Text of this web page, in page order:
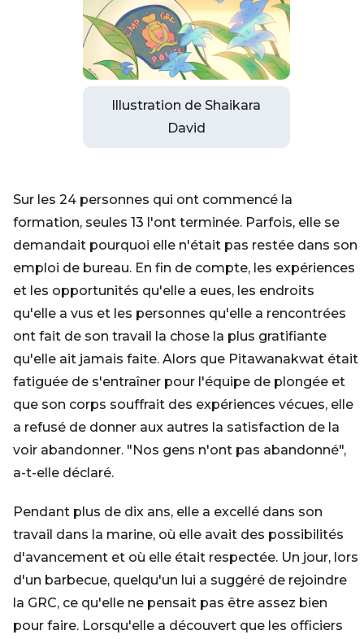
Illustration de Shaikara
David
Sur les 24 personnes qui ont commencé la
formation, seules 13 l'ont terminée. Parfois, elle se
demandait pourquoi elle n'était pas restée dans son
emploi de bureau. En fin de compte, les expériences
et les opportunités qu'elle a eues, les endroits
qu'elle a vus et les personnes qu'elle a rencontrées
ont fait de son travail la chose la plus gratifiante
qu'elle ait jamais faite. Alors que Pitawanakwat était
fatiguée de s'entraîner pour l'équipe de plongée et
que son corps souffrait des expériences vécues, elle
a refusé de donner aux autres la satisfaction de la
voir abandonner. "Nos gens n'ont pas abandonné",
a-t-elle déclaré.
Pendant plus de dix ans, elle a excellé dans son
travail dans la marine, où elle avait des possibilités
d'avancement et où elle était respectée. Un jour, lors
d'un barbecue, quelqu'un lui a suggéré de rejoindre
la GRC, ce qu'elle ne pensait pas être assez bien
pour faire. Lorsqu'elle a découvert que les officiers